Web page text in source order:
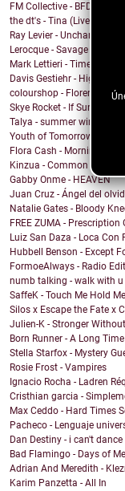
FM Collective - BFD
the dt's - Tina (Live at
Ray Levier - Uncharted
Lerocque - Savage
Mark Lettieri - Time After
Davis Gestiehr - High
colourshop - Florence
Skye Rocket - If Summer
Talya - summer wind
Youth of Tomorrow -
Flora Cash - Morning
Kinzua - Common Fates
Gabby Onme - HEAVEN
Juan Cruz - Ángel del
Natalie Gates - Bloody
FREE ZUMA - Prescription
Luiz San Daza - Loca Con
Hubbell Benson - Except
FormoeAlways - Radio Edit
numb talking - walk with u
SaffeK - Touch Me Hold Me
Silos x Escape the Fate x
Julien-K - Stronger
Born Runner - A Long Time
Stella Starfox - Mystery
Rosie Frost - Vampires
Ignacio Rocha - Ladren
Cristhian garcia -
Max Ceddo - Hard Times
Pacheco - Lenguaje
Dan Destiny - i can't dance
Bad Flamingo - Days of
Adrian And Meredith -
Karim Panzetta - All In